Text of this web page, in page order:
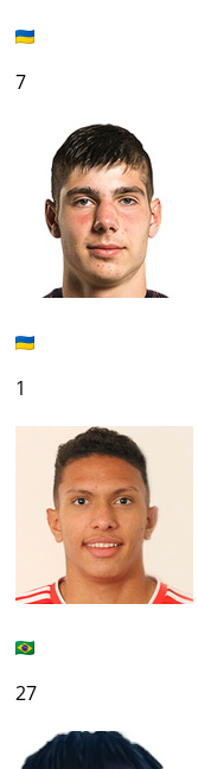
7
1
27